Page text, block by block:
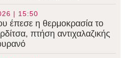
| 15:50
έπεσε η θερμοκρασία το
πτήση αντιχαλαζικής